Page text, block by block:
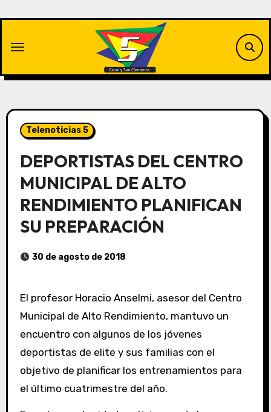
contenido
Telenoticias 5
DEPORTISTAS DEL CENTRO
MUNICIPAL DE ALTO
RENDIMIENTO PLANIFICAN
SU PREPARACIÓN
30 de agosto de 2018
El profesor Horacio Anselmi, asesor del Centro
Municipal de Alto Rendimiento, mantuvo un
encuentro con algunos de los jóvenes
deportistas de elite y sus familias con el
objetivo de planificar los entrenamientos para
el último cuatrimestre del año.